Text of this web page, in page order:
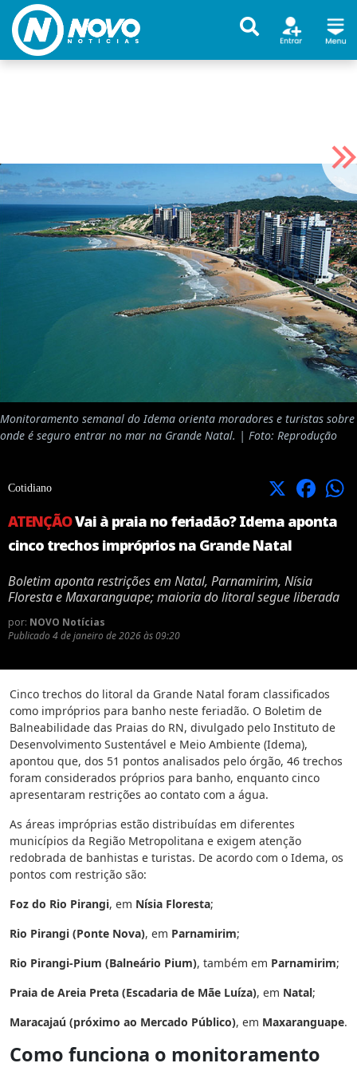
Monitoramento semanal do Idema orienta moradores e turistas sobre
onde é seguro entrar no mar na Grande Natal. | Foto: Reprodução
Cotidiano X Facebook
ATENÇÃOVai à praia no feriadão? Idema aponta
cinco trechos impróprios na Grande Natal
Boletim aponta restrições em Natal, Parnamirim, Nísia
Floresta e Maxaranguape; maioria do litoral segue liberada
por: NOVO Notícias
Publicado 4 de janeiro de 2026 às 09:20
Cinco trechos do litoral da Grande Natal foram classificados
como impróprios para banho neste feriadão. O Boletim de
Balneabilidade das Praias do RN, divulgado pelo Instituto de
Desenvolvimento Sustentável e Meio Ambiente (Idema),
apontou que, dos 51 pontos analisados pelo órgão, 46 trechos
foram considerados próprios para banho, enquanto cinco
apresentaram restrições ao contato com a água.
As áreas impróprias estão distribuídas em diferentes
municípios da Região Metropolitana e exigem atenção
redobrada de banhistas e turistas. De acordo com o Idema, os
pontos com restrição são:
Foz do Rio Pirangi, em Nísia Floresta;
Rio Pirangi (Ponte Nova), em Parnamirim;
Rio Pirangi-Pium (Balneário Pium), também em Parnamirim;
Praia de Areia Preta (Escadaria de Mãe Luíza), em Natal;
Maracajaú (próximo ao Mercado Público), em Maxaranguape.
Como funciona o monitoramento